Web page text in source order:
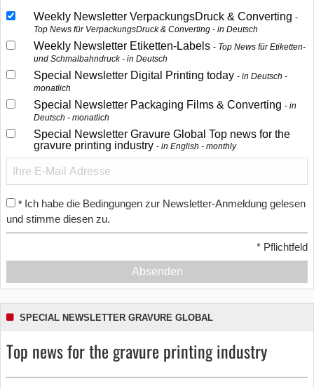
Weekly Newsletter VerpackungsDruck & Converting
Top News für VerpackungsDruck & Converting - in Deutsch
Weekly Newsletter Etiketten-Labels
Top News für Etiketten-
und Schmalbahndruck - in Deutsch
Special Newsletter Digital Printing today
in Deutsch -
monatlich
Special Newsletter Packaging Films & Converting
in
Deutsch - monatlich
Special Newsletter Gravure Global Top news for the
gravure printing industry
in English - monthly
* Ich habe die Bedingungen zur Newsletter-Anmeldung gelesen
und stimme diesen zu.
* Pflichtfeld
Absenden
SPECIAL NEWSLETTER GRAVURE GLOBAL
Top news for the gravure printing industry